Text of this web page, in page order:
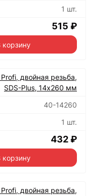
1 шт.
515 ₽
корзину
двойная резьба,
SDS-Plus, 14х260 мм
40-14260
1 шт.
432 ₽
корзину
двойная резьба,